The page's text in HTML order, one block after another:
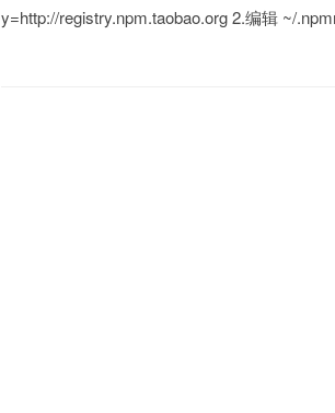
y=http://registry.npm.taobao.org 2.编辑 ~/